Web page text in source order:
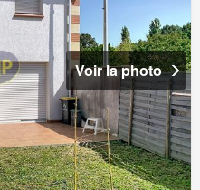
Voir la photo